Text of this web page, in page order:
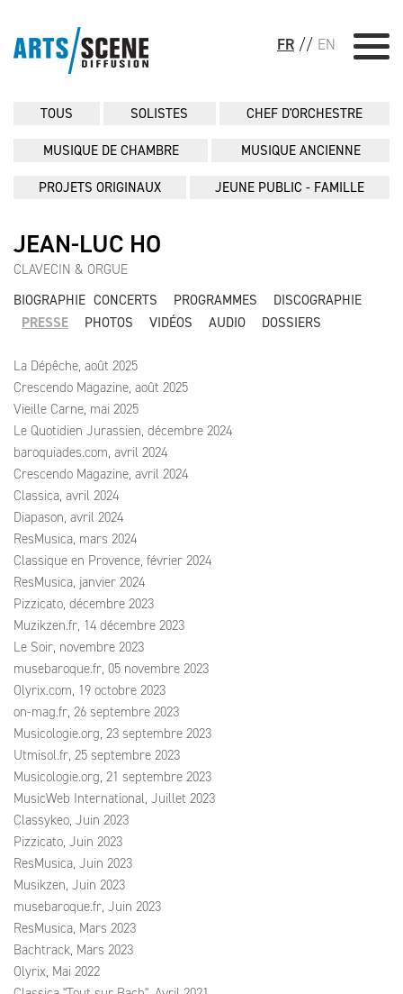
FR // EN
TOUS SOLISTES CHEF D'ORCHESTRE
MUSIQUE DE CHAMBRE MUSIQUE ANCIENNE
PROJETS ORIGINAUX JEUNE PUBLIC - FAMILLE
JEAN-LUC HO
CLAVECIN & ORGUE
BIOGRAPHIE CONCERTS PROGRAMMES
DISCOGRAPHIE
PRESSE
PHOTOS VIDÉOS AUDIO DOSSIERS
La Dépêche, août 2025
Crescendo Magazine, août 2025
Vieille Carne, mai 2025
Le Quotidien Jurassien, décembre 2024
baroquiades.com, avril 2024
Crescendo Magazine, avril 2024
Classica, avril 2024
Diapason, avril 2024
ResMusica, mars 2024
Classique en Provence, février 2024
ResMusica, janvier 2024
Pizzicato, décembre 2023
Muzikzen.fr, 14 décembre 2023
Le Soir, novembre 2023
musebaroque.fr, 05 novembre 2023
Olyrix.com, 19 octobre 2023
on-mag.fr, 26 septembre 2023
Musicologie.org, 23 septembre 2023
Utmisol.fr, 25 septembre 2023
Musicologie.org, 21 septembre 2023
MusicWeb International, Juillet 2023
Classykeo, Juin 2023
Pizzicato, Juin 2023
ResMusica, Juin 2023
Musikzen, Juin 2023
musebaroque.fr, Juin 2023
ResMusica, Mars 2023
Bachtrack, Mars 2023
Olyrix, Mai 2022